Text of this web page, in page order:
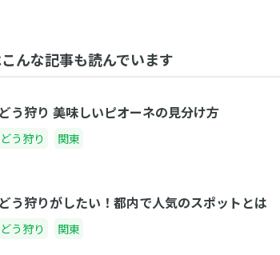
んな記事も読んでいます
う狩り 美味しいピオーネの見分け方
う狩り 関東
う狩りがしたい！都内で人気のスポットとは
う狩り 関東